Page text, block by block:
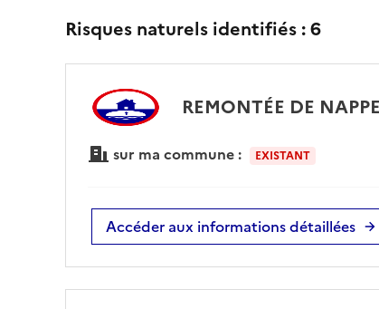
Risques naturels identifiés :6
REMONTÉE DE NAPPE
sur ma commune : EXISTANT
Accéder aux informations détaillées